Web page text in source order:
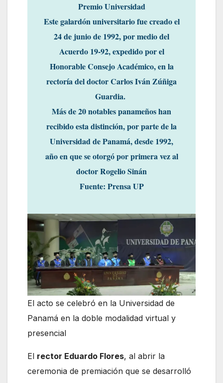
Premio Universidad
Este galardón universitario fue creado el
24 de junio de 1992, por medio del
Acuerdo 19-92, expedido por el
Honorable Consejo Académico, en la
rectoría del doctor Carlos Iván Zúñiga
Guardia.
Más de 20 notables panameños han
recibido esta distinción, por parte de la
Universidad de Panamá, desde 1992,
año en que se otorgó por primera vez al
doctor Rogelio Sinán
Fuente: Prensa UP
El acto se celebró en la Universidad de
Panamá en la doble modalidad virtual y
presencial
El rector Eduardo Flores, al abrir la
ceremonia de premiación que se desarrolló